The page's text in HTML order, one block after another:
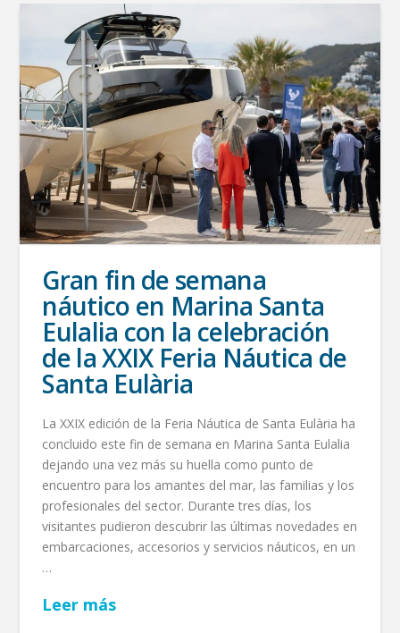
Gran fin de semana
náutico en Marina Santa
Eulalia con la celebración
de la XXIX Feria Náutica de
Santa Eulària
La XXIX edición de la Feria Náutica de Santa Eulària ha
concluido este fin de semana en Marina Santa Eulalia
dejando una vez más su huella como punto de
encuentro para los amantes del mar, las familias y los
profesionales del sector. Durante tres días, los
visitantes pudieron descubrir las últimas novedades en
embarcaciones, accesorios y servicios náuticos, en un
…
Leer más